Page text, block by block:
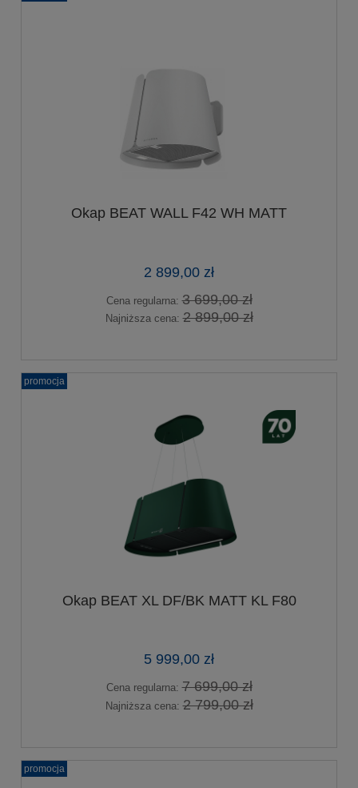
Okap BEAT WALL F42 WH MATT
2 899,00 zł
Cena regularna:3 699,00 zł
Najniższa cena:2 899,00 zł
Okap BEAT XL DF/BK MATT KL F80
5 999,00 zł
Cena regularna:7 699,00 zł
Najniższa cena:2 799,00 zł
promocja
promocja